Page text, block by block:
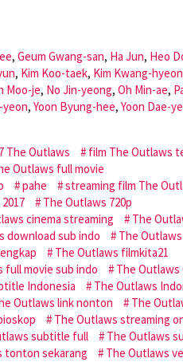
, Geum Gwang-san, Ha Jun, Heo
, Kim Koo-taek, Kim Kwang-hyeon
Moo-je, No Jin-yeong, Oh Min-ae,
yeon, Yoon Byung-hee, Yoon Dae-
The Outlaws
film The Outlaws
Outlaws full movie
pahe
streaming film The
The Outlaws 720p
cinema streaming
The
download sub indo
The
The Outlaws filmkita21
full movie sub indo
The Outlaws
Indonesia
The Outlaws
Outlaws link nonton
The
The Outlaws streaming
subtitle full
The Outlaws
tonton sekarang
The Outlaws